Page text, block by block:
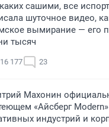
сашими, все
шуточное видео,
вымирание — его
тысяч
16 177 23
Махонин
«Айсберг
индустрий и